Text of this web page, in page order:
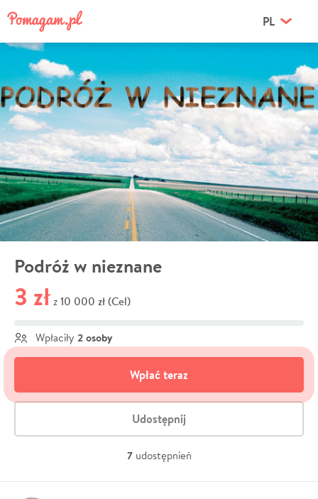
PL
Podróż w nieznane
3 zł z 10 000 zł (Cel)
Wpłaciły 2 osoby
Wpłać teraz
Udostępnij
7 udostępnień